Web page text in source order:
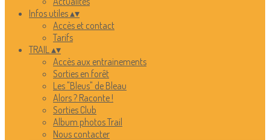
Infos utiles▴▾
Accès et contact
Tarifs
TRAIL▴▾
Accès aux entrainements
Sorties en forêt
Les "Bleus" de Bleau
Alors ? Raconte !
Sorties Club
Album photos Trail
Nous contacter